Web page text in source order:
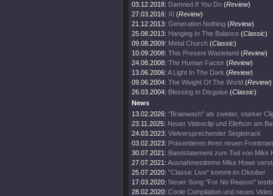
03.12.2018: Damned If You Do (Review)
27.03.2016: XI (Review)
21.12.2013: Generation Nothing (Review)
25.08.2013: Hanging In The Balance (Classic)
09.08.2009: Metal Church (Classic)
10.09.2008: This Present Wasteland (Review)
24.08.2008: The Human Factor (Review)
13.06.2006: A Light In The Dark (Review)
09.06.2004: The Weight Of The World (Review)
26.03.2004: Blessing In Disguise (Classic)
News
13.02.2026: "Brainwash" als zweiter, starker
23.11.2025: Neuer Videoclip und Ellefson am
24.03.2023: Vielversprechender Singletrack
03.02.2023: Präsentieren ihren neuen
30.07.2021: Bandstatement zum Tod von Mike
27.07.2021: Ausnahmestimme Mike Howe
25.07.2020: "Classic Live" kommt im Oktober
17.03.2020: Neuer Song "For No Reason"
28.02.2020: Coole Compilation und neues Video